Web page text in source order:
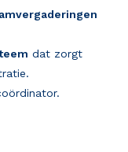
dat zorgt